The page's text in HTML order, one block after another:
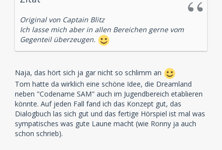
Original von Captain Blitz
Ich lasse mich aber in allen Bereichen gerne vom
Gegenteil überzeugen.
Naja, das hört sich ja gar nicht so schlimm an
Tom hatte da wirklich eine schöne Idee, die Dreamland
neben "Codename SAM" auch im Jugendbereich etablieren
könnte. Auf jeden Fall fand ich das Konzept gut, das
Dialogbuch las sich gut und das fertige Hörspiel ist mal was
sympatisches was gute Laune macht (wie Ronny ja auch
schon schrieb).